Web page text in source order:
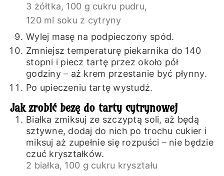
3 żółtka, 100 g cukru pudru,
120 ml soku z cytryny
Wylej masę na podpieczony spód.
Zmniejsz temperaturę piekarnika do 140
stopni i piecz tartę przez około pół
godziny – aż krem przestanie być płynny.
Po upieczeniu tartę wystudź.
Jak zrobić bezę do tarty cytrynowej
Białka zmiksuj ze szczyptą soli, aż będą
sztywne, dodaj do nich po trochu cukier i
miksuj aż zupełnie się rozpuści – nie będzie
czuć kryształków.
2 białka, 100 g cukru kryształu